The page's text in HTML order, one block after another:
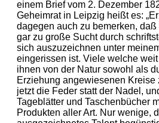
einem Brief vom 2. Dezember
Geheimrat in Leipzig heißt es:
dagegen auch zu bemerken,
gar zu große Sucht durch
sich auszuzeichnen unter
eingerissen ist. Viele welche
ihnen von der Natur sowohl als
Erziehung angewiesenen Kreise
jetzt die Feder statt der Nadel,
Tageblätter und Taschenbücher
Produkten aller Art. Nur wenige,